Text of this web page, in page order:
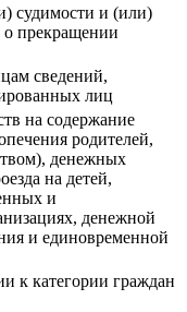
судимости и (или)
о прекращении
сведений,
лиц
на содержание
родителей,
денежных
на детей,
и
денежной
и единовременной
к категории граждан